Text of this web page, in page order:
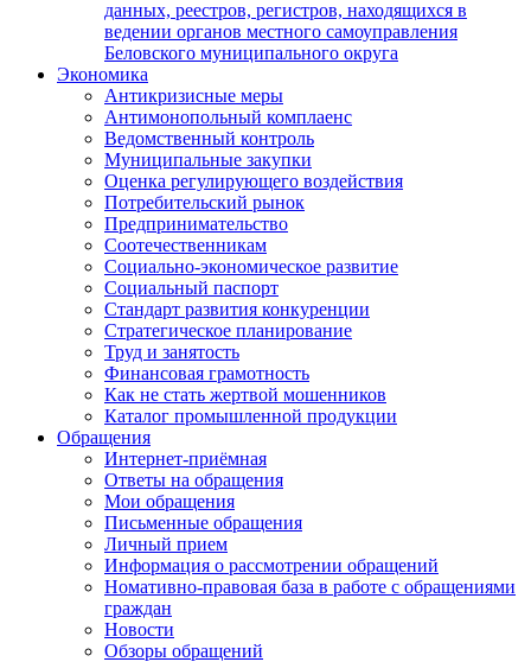
данных, реестров, регистров, находящихся в
ведении органов местного самоуправления
Беловского муниципального округа
Экономика
Антикризисные меры
Антимонопольный комплаенс
Ведомственный контроль
Муниципальные закупки
Оценка регулирующего воздействия
Потребительский рынок
Предпринимательство
Соотечественникам
Социально-экономическое развитие
Социальный паспорт
Стандарт развития конкуренции
Стратегическое планирование
Труд и занятость
Финансовая грамотность
Как не стать жертвой мошенников
Каталог промышленной продукции
Обращения
Интернет-приёмная
Ответы на обращения
Мои обращения
Письменные обращения
Личный прием
Информация о рассмотрении обращений
Номативно-правовая база в работе с обращениями
граждан
Новости
Обзоры обращений